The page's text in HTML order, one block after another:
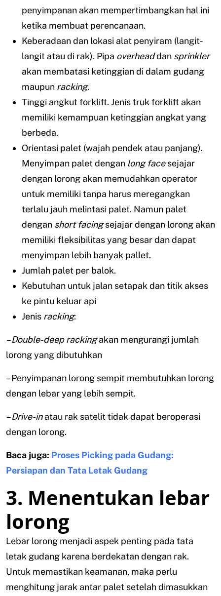
penyimpanan akan mempertimbangkan hal ini
ketika membuat perencanaan.
Keberadaan dan lokasi alat penyiram (langit-
langit atau di rak). Pipa overheaddan sprinkler
akan membatasi ketinggian di dalam gudang
maupun racking.
Tinggi angkut forklift. Jenis truk forklift akan
memiliki kemampuan ketinggian angkat yang
berbeda.
Orientasi palet (wajah pendek atau panjang).
Menyimpan palet dengan long facesejajar
dengan lorong akan memudahkan operator
untuk memiliki tanpa harus meregangkan
terlalu jauh melintasi palet. Namun palet
dengan short facingsejajar dengan lorong akan
memiliki fleksibilitas yang besar dan dapat
menyimpan lebih banyak pallet.
Jumlah palet per balok.
Kebutuhan untuk jalan setapak dan titik akses
ke pintu keluar api
Jenis racking:
– Double-deep rackingakan mengurangi jumlah
lorong yang dibutuhkan
– Penyimpanan lorong sempit membutuhkan lorong
dengan lebar yang lebih sempit.
– Drive-inatau rak satelit tidak dapat beroperasi
dengan lorong.
Baca juga: Proses Picking pada Gudang:
Persiapan dan Tata Letak Gudang
3. Menentukan lebar
lorong
Lebar lorong menjadi aspek penting pada tata
letak gudang karena berdekatan dengan rak.
Untuk memastikan keamanan, maka perlu
menghitung jarak antar palet setelah dimasukkan